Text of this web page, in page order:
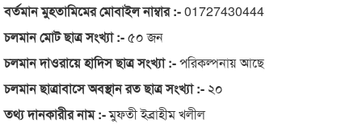
বর্তমান মুহতামিমের মোবাইল নাম্বার :-01727430444
চলমান মোট ছাত্র সংখ্যা :-৫০ জন
চলমান দাওরায়ে হাদিস ছাত্র সংখ্যা :-পরিকল্পনায় আছে
চলমান ছাত্রাবাসে অবস্থান রত ছাত্র সংখ্যা :- ২০
তথ্য দানকারীর নাম :-মুফতী ইব্রাহীম খলীল